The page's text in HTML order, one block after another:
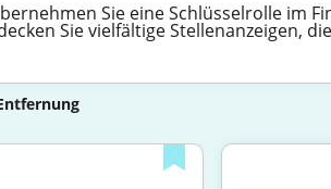
Sie eine Schlüsselrolle im
Sie vielfältige Stellenanzeigen,